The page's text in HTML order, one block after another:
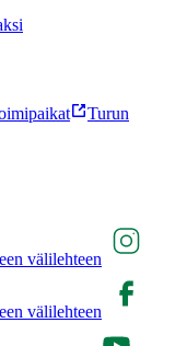
Turun
välilehteen
välilehteen